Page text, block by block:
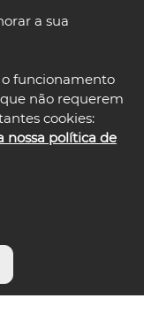
a sua
o funcionamento
não requerem
cookies:
nossa política de
select language
nos 50 anos do 25